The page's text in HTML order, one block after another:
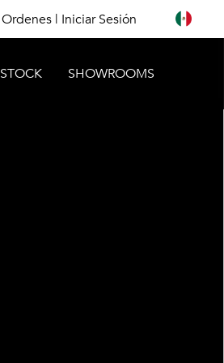
Ordenes | Iniciar Sesión
STOCK SHOWROOMS